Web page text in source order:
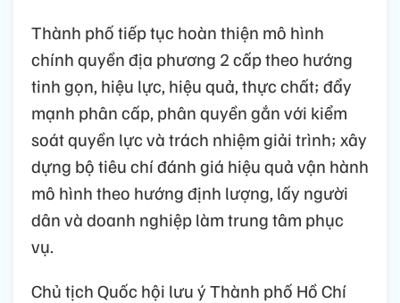
Thành phố tiếp tục hoàn thiện mô hình
chính quyền địa phương 2 cấp theo hướng
tinh gọn, hiệu lực, hiệu quả, thực chất; đẩy
mạnh phân cấp, phân quyền gắn với kiểm
soát quyền lực và trách nhiệm giải trình; xây
dựng bộ tiêu chí đánh giá hiệu quả vận hành
mô hình theo hướng định lượng, lấy người
dân và doanh nghiệp làm trung tâm phục
vụ.
Chủ tịch Quốc hội lưu ý Thành phố Hồ Chí